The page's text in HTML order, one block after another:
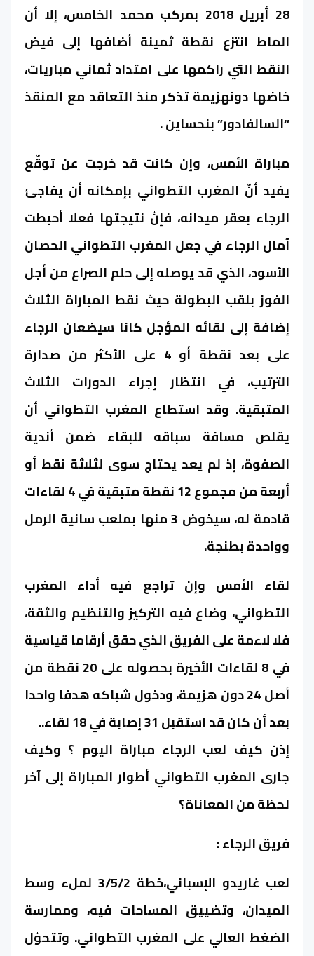
28 أبريل 2018 بمركب محمد الخامس، إلا أن
الماط انتزع نقطة ثمينة أضافها إلى فيض
النقط التي راكمها على امتداد ثماني مباريات،
خاضها دونهزيمة تذكر منذ التعاقد مع المنقذ
“السالفادور” بنحساين .
مباراة الأمس، وإن كانت قد خرجت عن توقّع
يفيد أنّ المغرب التطواني بإمكانه أن يفاجئ
الرجاء بعقر ميدانه، فإنّ نتيجتها فعلا أحبطت
آمال الرجاء في جعل المغرب التطواني الحصان
الأسود، الذي قد يوصله إلى حلم الصراع من أجل
الفوز بلقب البطولة حيث نقط المباراة الثلاث
إضافة إلى لقائه المؤجل كانا سيضعان الرجاء
على بعد نقطة أو 4 على الأكثر من صدارة
الترتيب، في انتظار إجراء الدورات الثلاث
المتبقية. وقد استطاع المغرب التطواني أن
يقلص مسافة سباقه للبقاء ضمن أندية
الصفوة، إذ لم يعد يحتاج سوى لثلاثة نقط أو
أربعة من مجموع 12 نقطة متبقية في 4 لقاءات
قادمة له، سيخوض 3 منها بملعب سانية الرمل
وواحدة بطنجة.
لقاء الأمس وإن تراجع فيه أداء المغرب
التطواني، وضاع فيه التركيز والتنظيم والثقة،
فلا لاءمة على الفريق الذي حقق أرقاما قياسية
في 8 لقاءات الأخيرة بحصوله على 20 نقطة من
أصل 24 دون هزيمة، ودخول شباكه هدفا واحدا
بعد أن كان قد استقبل 31 إصابة في 18 لقاء..
إذن كيف لعب الرجاء مباراة اليوم ؟ وكيف
جارى المغرب التطواني أطوار المباراة إلى آخر
لحظة من المعاناة؟
فريق الرجاء :
لعب غاريدو الإسباني،خطة 3/5/2 لملء وسط
الميدان، وتضييق المساحات فيه، وممارسة
الضغط العالي على المغرب التطواني. وتتحوّل